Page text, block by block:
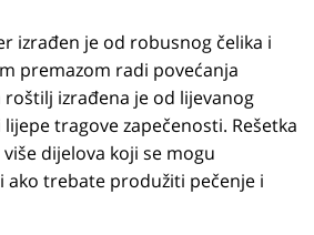
izrađen je od robusnog čelika i
premazom radi povećanja
roštilj izrađena je od lijevanog
tragove zapečenosti. Rešetka
dijelova koji se mogu
trebate produžiti pečenje i